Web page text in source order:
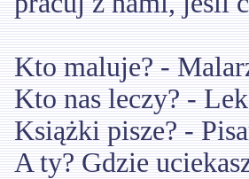
Kto maluje? -
Kto nas leczy? -
Książki pisze? -
A ty? Gdzie